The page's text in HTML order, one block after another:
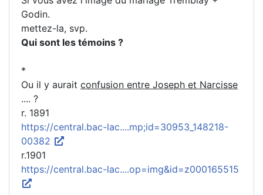
Godin.
mettez-la, svp.
Qui sont les témoins ?
*
Ou il y aurait confusion entre Joseph et Narcisse
.... ?
r. 1891
https://central.bac-lac....mp;id=30953_148218-
00382
r.1901
https://central.bac-lac....op=img&id=z000165515